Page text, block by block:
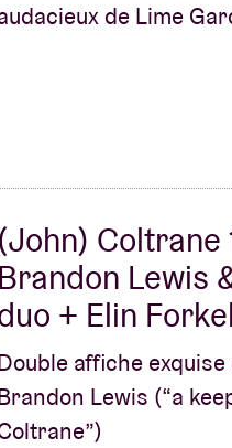
de Lime
(John) Coltrane
Brandon Lewis
+ Elin
affiche
Lewis (“a